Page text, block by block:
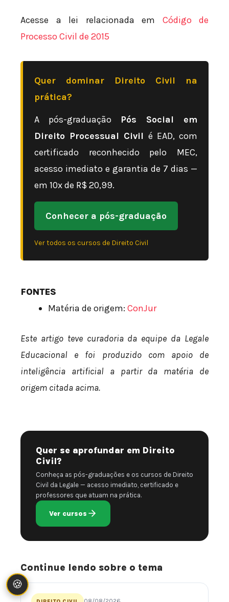
Acesse a lei relacionada em Código de
Processo Civil de 2015
Quer dominar Direito Civil na
prática?
A pós-graduação Pós Social em
Direito Processual Civil é EAD, com
certificado reconhecido pelo MEC,
acesso imediato e garantia de 7 dias —
em 10x de R$ 20,99.
Conhecer a pós-graduação
Ver todos os cursos de Direito Civil
FONTES
Matéria de origem: ConJur
Este artigo teve curadoria da equipe da Legale
Educacional e foi produzido com apoio de
inteligência artificial a partir da matéria de
origem citada acima.
Quer se aprofundar em Direito
Civil?
Conheça as pós-graduações e os cursos de Direito
Civil da Legale — acesso imediato, certificado e
professores que atuam na prática.
Ver cursos
Continue lendo sobre o tema
🍪